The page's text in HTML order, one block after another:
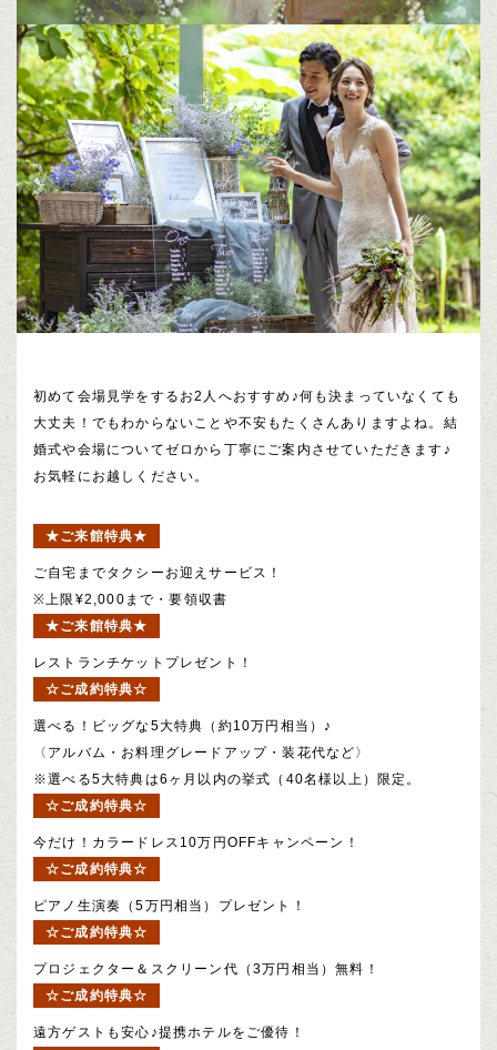
初めて会場見学をするお2人へおすすめ♪何も決まっていなくても
大丈夫！でもわからないことや不安もたくさんありますよね。結
婚式や会場についてゼロから丁寧にご案内させていただきます♪
お気軽にお越しください。
★ご来館特典★
ご自宅までタクシーお迎えサービス！
※上限¥2,000まで・要領収書
★ご来館特典★
レストランチケットプレゼント！
☆ご成約特典☆
選べる！ビッグな5大特典（約10万円相当）♪
〈アルバム・お料理グレードアップ・装花代など〉
※選べる5大特典は6ヶ月以内の挙式（40名様以上）限定。
☆ご成約特典☆
今だけ！カラードレス10万円OFFキャンペーン！
☆ご成約特典☆
ピアノ生演奏（5万円相当）プレゼント！
☆ご成約特典☆
プロジェクター＆スクリーン代（3万円相当）無料！
☆ご成約特典☆
遠方ゲストも安心♪提携ホテルをご優待！